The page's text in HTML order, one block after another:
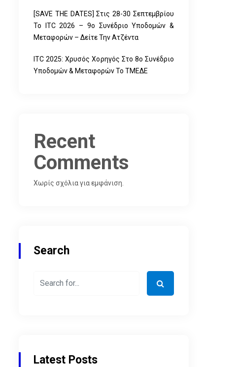
[SAVE THE DATES] Στις 28-30 Σεπτεμβρίου
Το ITC 2026 – 9ο Συνέδριο Υποδομών &
Μεταφορών – Δείτε Την Ατζέντα
ITC 2025: Χρυσός Χορηγός Στο 8ο Συνέδριο
Υποδομών & Μεταφορών Το ΤΜΕΔΕ
Recent
Comments
Χωρίς σχόλια για εμφάνιση.
Search
Latest Posts